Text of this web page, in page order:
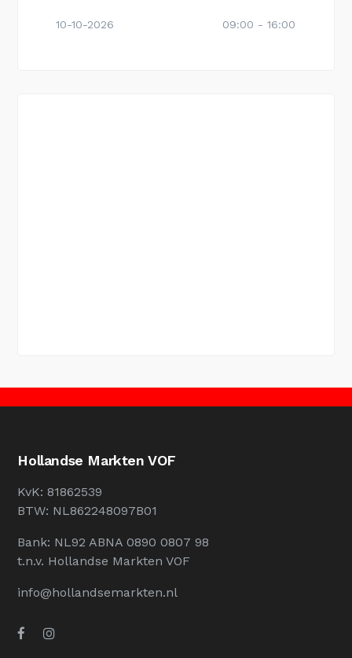
10-10-2026 09:00 - 16:00
Hollandse Markten VOF
KvK: 81862539
BTW: NL862248097B01
Bank: NL92 ABNA 0890 0807 98
t.n.v. Hollandse Markten VOF
info@hollandsemarkten.nl